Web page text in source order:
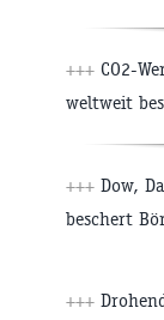
+++ CO2-
weltweit
+++ Dow,
beschert
+++